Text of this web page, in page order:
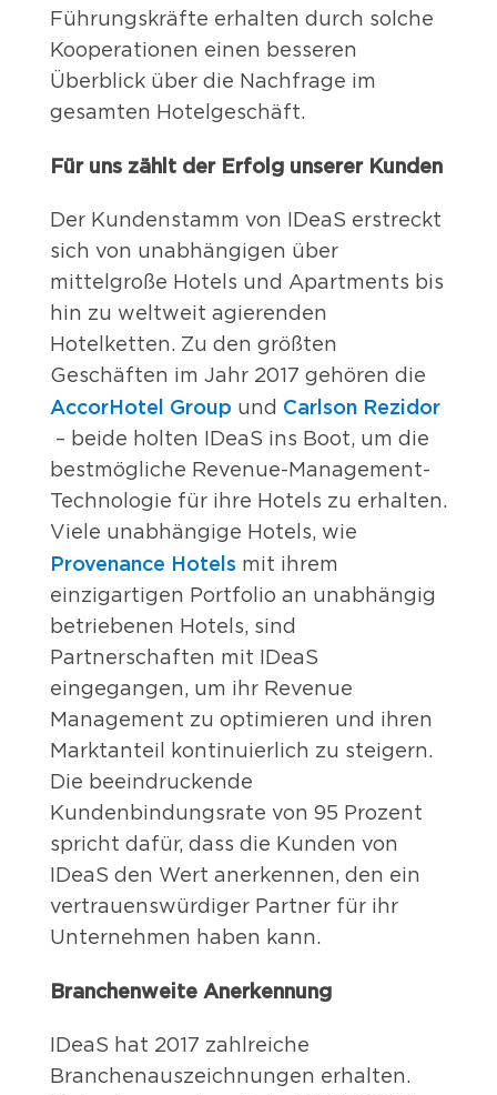
Führungskräfte erhalten durch solche
Kooperationen einen besseren
Überblick über die Nachfrage im
gesamten Hotelgeschäft.
Für uns zählt der Erfolg unserer Kunden
Der Kundenstamm von IDeaS erstreckt
sich von unabhängigen über
mittelgroße Hotels und Apartments bis
hin zu weltweit agierenden
Hotelketten. Zu den größten
Geschäften im Jahr 2017 gehören die
AccorHotel Group und Carlson Rezidor
– beide holten IDeaS ins Boot, um die
bestmögliche Revenue-Management-
Technologie für ihre Hotels zu erhalten.
Viele unabhängige Hotels, wie
Provenance Hotels mit ihrem
einzigartigen Portfolio an unabhängig
betriebenen Hotels, sind
Partnerschaften mit IDeaS
eingegangen, um ihr Revenue
Management zu optimieren und ihren
Marktanteil kontinuierlich zu steigern.
Die beeindruckende
Kundenbindungsrate von 95 Prozent
spricht dafür, dass die Kunden von
IDeaS den Wert anerkennen, den ein
vertrauenswürdiger Partner für ihr
Unternehmen haben kann.
Branchenweite Anerkennung
IDeaS hat 2017 zahlreiche
Branchenauszeichnungen erhalten.